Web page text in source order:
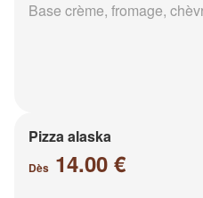
Base crème, fromage,
Pizza alaska
Dès 14.00 €